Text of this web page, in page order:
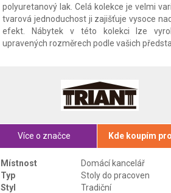
polyuretanový lak. Celá kolekce je velmi
tvarová jednoduchost ji zajišťuje vysoce
efekt. Nábytek v této kolekci lze
upravených rozměrech podle vašich
Více o značce Kde koupím
Místnost
Domácí kancelář
Typ
Stoly do pracoven
Styl
Tradiční